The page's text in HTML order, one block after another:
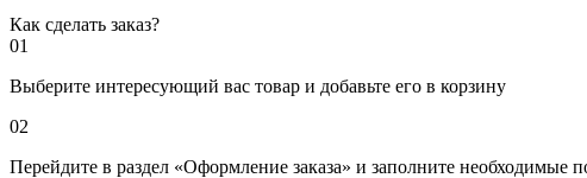
Как сделать заказ?
01
Выберите интересующий вас товар и добавьте его в корзину
02
Перейдите в раздел «Оформление заказа» и заполните необходимые